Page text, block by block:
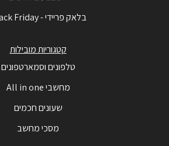
בלאק פריידי - Black Friday
קטגוריות מובילות
טלפונים וסמארטפונים
מחשבי All in one
שעונים חכמים
מסכי מחשב